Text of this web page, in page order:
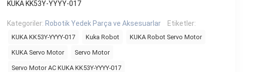
KUKA KK53Y-YYYY-017
Kategoriler: Robotik Yedek Parça ve Aksesuarlar Etiketler:
KUKA KK53Y-YYYY-017 Kuka Robot KUKA Robot Servo Motor
KUKA Servo Motor Servo Motor
Servo Motor AC KUKA KK53Y-YYYY-017